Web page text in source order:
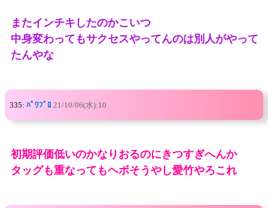
またインチキしたのかこいつ
中身変わってもサクセスやってんのは別人がやって
たんやな
335: ﾊﾟﾜﾌﾟﾛ 21/10/06(水):10
初期評価低いのかなりおるのにきつすぎへんか
タッグも重なってもヘボそうやし愛竹やろこれ